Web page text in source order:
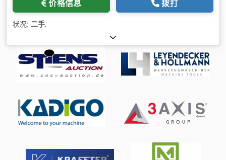
价格信息 拨打
状况: 二手,